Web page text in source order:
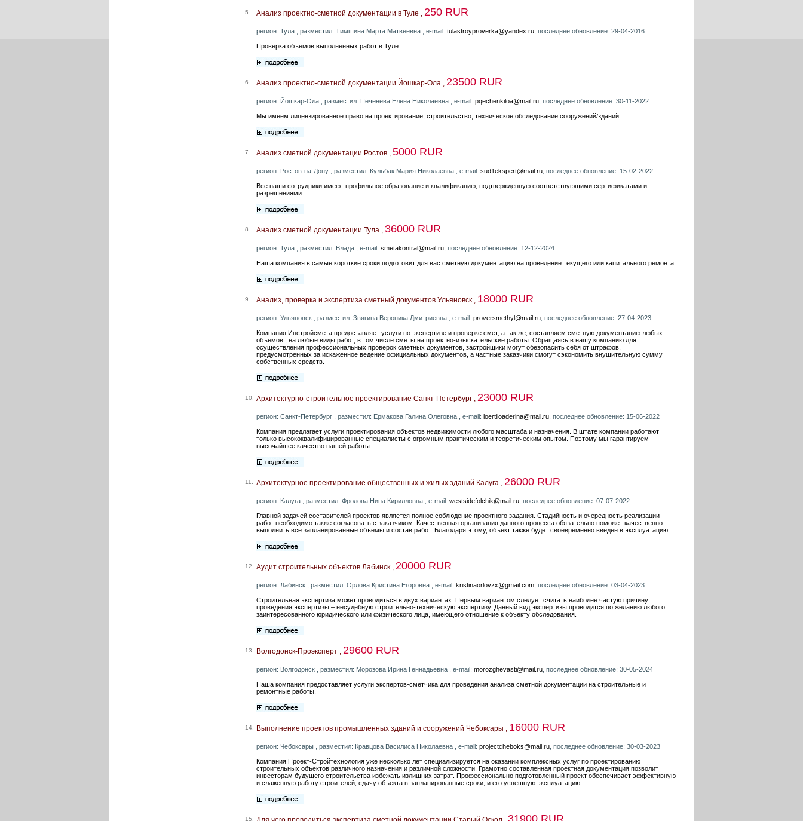
5. Анализ проектно-сметной документации в Туле , 250 RUR
регион: Тула , разместил: Тимшина Марта Матвеевна , e-mail: tulastroyproverka@yandex.ru , последнее обновление: 29-04-2016
Проверка объемов выполненных работ в Туле.
6. Анализ проектно-сметной документации Йошкар-Ола , 23500 RUR
регион: Йошкар-Ола , разместил: Печенева Елена Николаевна , e-mail: pqechenkiloa@mail.ru , последнее обновление: 30-11-2022
Мы имеем лицензированное право на проектирование, строительство, техническое обследование сооружений/зданий.
7. Анализ сметной документации Ростов , 5000 RUR
регион: Ростов-на-Дону , разместил: Кульбак Мария Николаевна , e-mail: sud1ekspert@mail.ru , последнее обновление: 15-02-2022
Все наши сотрудники имеют профильное образование и квалификацию, подтвержденную соответствующими сертификатами и
разрешениями.
8. Анализ сметной документации Тула , 36000 RUR
регион: Тула , разместил: Влада , e-mail: smetakontral@mail.ru , последнее обновление: 12-12-2024
Наша компания в самые короткие сроки подготовит для вас сметную документацию на проведение текущего или капитального ремонта.
9. Анализ, проверка и экспертиза сметный документов Ульяновск , 18000 RUR
регион: Ульяновск , разместил: Звягина Вероника Дмитриевна , e-mail: proversmethyl@mail.ru , последнее обновление: 27-04-2023
Компания Инстройсмета предоставляет услуги по экспертизе и проверке смет, а так же, составляем сметную документацию любых
объемов , на любые виды работ, в том числе сметы на проектно-изыскательские работы. Обращаясь в нашу компанию для
осуществления профессиональных проверок сметных документов, застройщики могут обезопасить себя от штрафов,
предусмотренных за искаженное ведение официальных документов, а частные заказчики смогут сэкономить внушительную сумму
собственных средств.
10. Архитектурно-строительное проектирование Санкт-Петербург , 23000 RUR
регион: Санкт-Петербург , разместил: Ермакова Галина Олеговна , e-mail: loertiloaderina@mail.ru , последнее обновление: 15-06-2022
Компания предлагает услуги проектирования объектов недвижимости любого масштаба и назначения. В штате компании работают
только высококвалифицированные специалисты с огромным практическим и теоретическим опытом. Поэтому мы гарантируем
высочайшее качество нашей работы.
11. Архитектурное проектирование общественных и жилых зданий Калуга , 26000 RUR
регион: Калуга , разместил: Фролова Нина Кирилловна , e-mail: westsidefolchik@mail.ru , последнее обновление: 07-07-2022
Главной задачей составителей проектов является полное соблюдение проектного задания. Стадийность и очередность реализации
работ необходимо также согласовать с заказчиком. Качественная организация данного процесса обязательно поможет качественно
выполнить все запланированные объемы и состав работ. Благодаря этому, объект также будет своевременно введен в эксплуатацию.
12. Аудит строительных объектов Лабинск , 20000 RUR
регион: Лабинск , разместил: Орлова Кристина Егоровна , e-mail: kristinaorlovzx@gmail.com , последнее обновление: 03-04-2023
Строительная экспертиза может проводиться в двух вариантах. Первым вариантом следует считать наиболее частую причину
проведения экспертизы – несудебную строительно-техническую экспертизу. Данный вид экспертизы проводится по желанию любого
заинтересованного юридического или физического лица, имеющего отношение к объекту обследования.
13. Волгодонск-Проэксперт , 29600 RUR
регион: Волгодонск , разместил: Морозова Ирина Геннадьевна , e-mail: morozghevasti@mail.ru , последнее обновление: 30-05-2024
Наша компания предоставляет услуги экспертов-сметчика для проведения анализа сметной документации на строительные и
ремонтные работы.
14. Выполнение проектов промышленных зданий и сооружений Чебоксары , 16000 RUR
регион: Чебоксары , разместил: Кравцова Василиса Николаевна , e-mail: projectcheboks@mail.ru , последнее обновление: 30-03-2023
Компания Проект-Стройтехнология уже несколько лет специализируется на оказании комплексных услуг по проектированию
строительных объектов различного назначения и различной сложности. Грамотно составленная проектная документация позволит
инвесторам будущего строительства избежать излишних затрат. Профессионально подготовленный проект обеспечивает эффективную
и слаженную работу строителей, сдачу объекта в запланированные сроки, и его успешную эксплуатацию.
15. 31900 RUR